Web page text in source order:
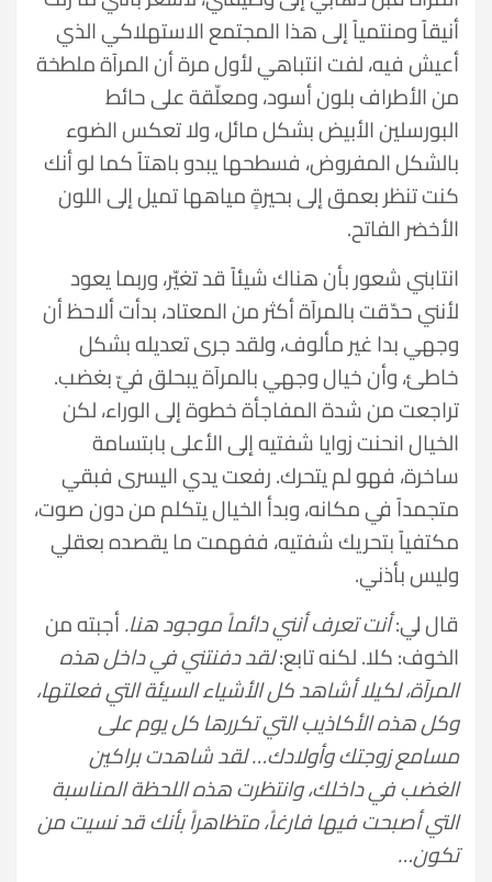
أنيقاً ومنتمياً إلى هذا المجتمع الاستهلاكي الذي
أعيش فيه، لفت انتباهي لأول مرة أن المرآة ملطخة
من الأطراف بلون أسود، ومعلّقة على حائط
البورسلين الأبيض بشكل مائل، ولا تعكس الضوء
بالشكل المفروض، فسطحها يبدو باهتاً كما لو أنك
كنت تنظر بعمق إلى بحيرةٍ مياهها تميل إلى اللون
الأخضر الفاتح.
انتابني شعور بأن هناك شيئاً قد تغيّر، وربما يعود
لأنني حدّقت بالمرآة أكثر من المعتاد، بدأت ألاحظ أن
وجهي بدا غير مألوف، ولقد جرى تعديله بشكل
خاطئ، وأن خيال وجهي بالمرآة يبحلق فيّ بغضب.
تراجعت من شدة المفاجأة خطوة إلى الوراء، لكن
الخيال انحنت زوايا شفتيه إلى الأعلى بابتسامة
ساخرة، فهو لم يتحرك. رفعت يدي اليسرى فبقي
متجمداً في مكانه، وبدأ الخيال يتكلم من دون صوت،
مكتفياً بتحريك شفتيه، ففهمت ما يقصده بعقلي
وليس بأذني.
قال لي:أنت تعرف أنني دائماً موجود هنا.أجبته من
الخوف: كلا. لكنه تابع:لقد دفنتني في داخل هذه
المرآة، لكيلا أشاهد كل الأشياء السيئة التي فعلتها،
وكل هذه الأكاذيب التي تكررها كل يوم على
مسامع زوجتك وأولادك… لقد شاهدت براكين
الغضب في داخلك، وانتظرت هذه اللحظة المناسبة
التي أصبحت فيها فارغاً، متظاهراً بأنك قد نسيت من
تكون…